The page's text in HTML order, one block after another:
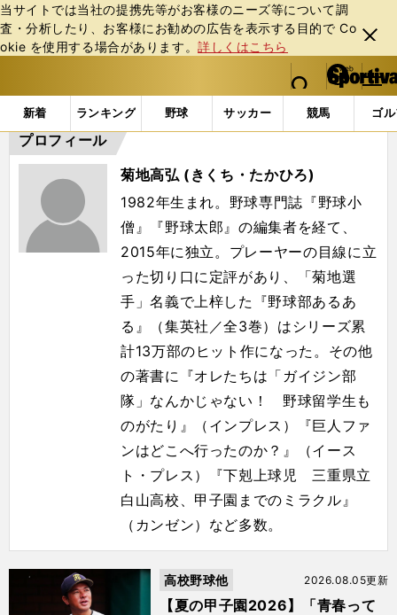
当サイトでは当社の提携先等がお客様のニーズ等について調
査・分析したり、お客様にお勧めの広告を表⽰する⽬的で Co
okie を使⽤する場合があります。詳しくはこちら
閉じ
る
web Sportiva (webスポルティーバ)
検索
マイペ
ー
ジ
メニュ
新着 ランキング 野球 サッカー 競馬 ゴ
b
ス
ポ
ル
バ
「#菊地高弘」の最新ニュース・ 情報
プロフィール
菊地高弘 (きくち・たかひろ)
1982年生まれ。野球専門誌『野球小
僧』『野球太郎』の編集者を経て、
2015年に独立。プレーヤーの目線に立
った切り口に定評があり、「菊地選
手」名義で上梓した『野球部あるあ
る』（集英社／全3巻）はシリーズ累
計13万部のヒット作になった。その他
の著書に『オレたちは「ガイジン部
隊」なんかじゃない！ 野球留学生も
のがたり』（インプレス）『巨人ファ
ンはどこへ行ったのか？』（イース
ト・プレス）『下剋上球児 三重県立
白山高校、甲子園までのミラクル』
（カンゼン）など多数。
【夏の甲子園2026】「青春って
2026.08.05更新
高校野球他